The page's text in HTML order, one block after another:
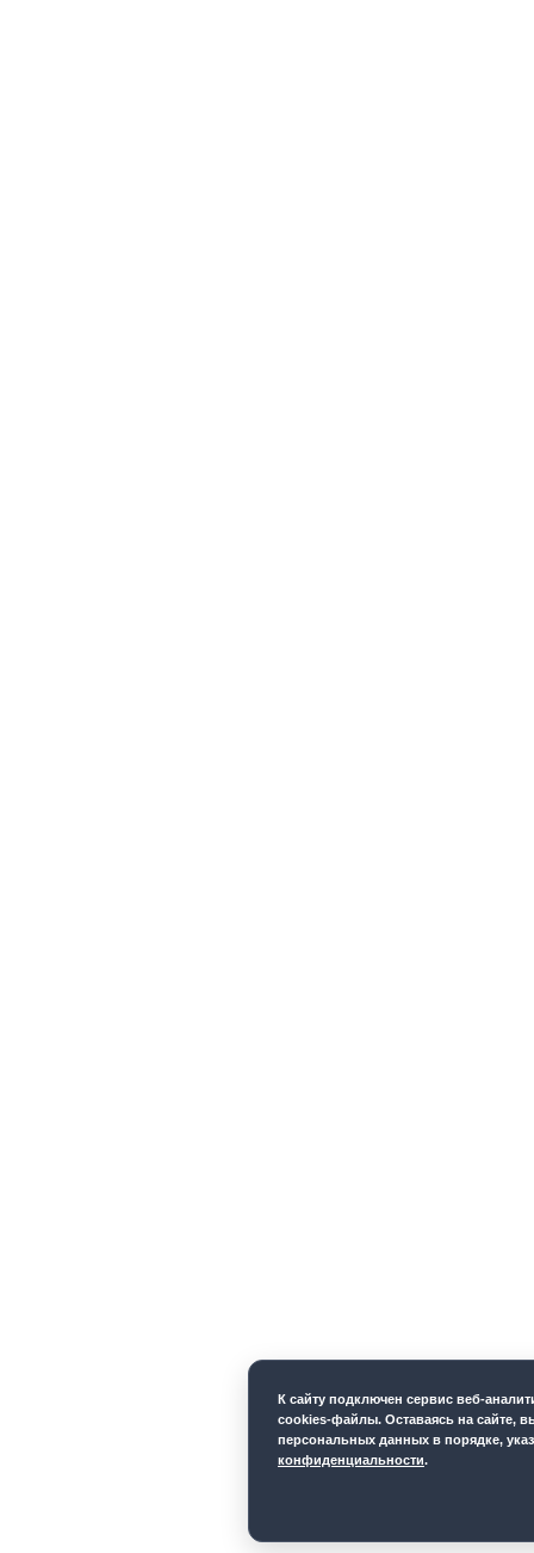
К cайту подключен сервис веб-
cookies-файлы. Оставаясь на сайте,
персональных данных в порядке,
конфиденциальности.